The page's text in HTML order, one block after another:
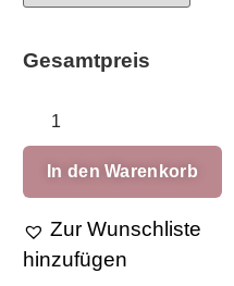
Gesamtpreis
In den Warenkorb
Zur Wunschliste
hinzufügen